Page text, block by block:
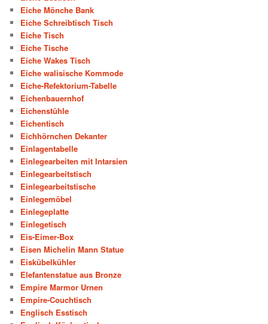
Eiche Mönche Bank
Eiche Schreibtisch Tisch
Eiche Tisch
Eiche Tische
Eiche Wakes Tisch
Eiche walisische Kommode
Eiche-Refektorium-Tabelle
Eichenbauernhof
Eichenstühle
Eichentisch
Eichhörnchen Dekanter
Einlagentabelle
Einlegearbeiten mit Intarsien
Einlegearbeitstisch
Einlegearbeitstische
Einlegemöbel
Einlegeplatte
Einlegetisch
Eis-Eimer-Box
Eisen Michelin Mann Statue
Eiskübelkühler
Elefantenstatue aus Bronze
Empire Marmor Urnen
Empire-Couchtisch
Englisch Esstisch